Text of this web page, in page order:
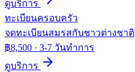
ดูบริการ
ทะเบียนครอบครัว
จดทะเบียนสมรสกับชาวต่างชาติ
฿8,500 · 3-7 วันทำการ
ดูบริการ